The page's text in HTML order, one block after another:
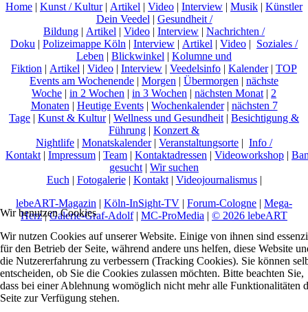
Home | Kunst / Kultur| Artikel | Video | Interview | Musik | Künstler
Dein Veedel | Gesundheit /
Bildung | Artikel | Video | Interview | Nachrichten /
Doku | Polizeimappe Köln | Interview | Artikel | Video | Soziales /
Leben | Blickwinkel | Kolumne und
Fiktion | Artikel | Video | Interview | Veedelsinfo | Kalender| TOP
Events am Wochenende | Morgen | Übermorgen | nächste
Woche | in 2 Wochen | in 3 Wochen | nächsten Monat | 2
Monaten | Heutige Events| Wochenkalender| nächsten 7
Tage | Kunst & Kultur| Wellness und Gesundheit | Besichtigung &
Führung | Konzert &
Nightlife | Monatskalender| Veranstaltungsorte | Info /
Kontakt | Impressum | Team | Kontaktadressen | Videoworkshop |
gesucht | Wir suchen
Euch | Fotogalerie| Kontakt| Videojournalismus|
lebeART-Magazin | Köln-InSight-TV | Forum-Cologne | Mega-
Herz|Galerie-Graf-Adolf| MC-ProMedia | © 2026 lebeART
Wir benutzen Cookies
Wir nutzen Cookies auf unserer Website. Einige von ihnen sind
für den Betrieb der Seite, während andere uns helfen, diese Website
die Nutzererfahrung zu verbessern (Tracking Cookies). Sie können
entscheiden, ob Sie die Cookies zulassen möchten. Bitte beachten Sie,
dass bei einer Ablehnung womöglich nicht mehr alle Funktionalitäten
Seite zur Verfügung stehen.